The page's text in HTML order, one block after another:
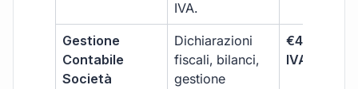
IVA.
Gestione
Contabile
Società
Dichiarazioni
fiscali, bilanci,
gestione
€499 +
IVA/